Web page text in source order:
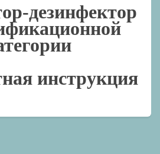
дезинфектор
инструкция